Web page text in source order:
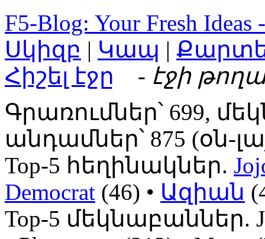
F5-Blog: Your Fresh Ideas
Սկիզբ | Կապ |
Հիշել էջը
- էջի
Գրառումներ՝ 699,
անդամներ՝ 875 (օն-
Top-5 հեղինակներ.
Democrat (46) • Ազիան
Top-5 մեկնաբաններ.